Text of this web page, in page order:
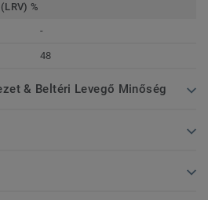
%
-
48
& Beltéri Levegő Minőség